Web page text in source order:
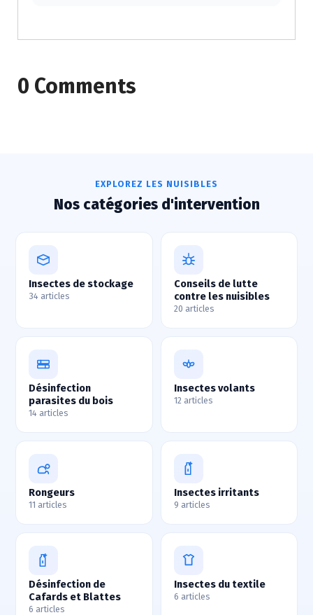
0 Comments
EXPLOREZ LES NUISIBLES
Nos catégories d'intervention
Insectes de stockage
34 articles
Conseils de lutte
contre les nuisibles
20 articles
Désinfection
parasites du bois
14 articles
Insectes volants
12 articles
Rongeurs
11 articles
Insectes irritants
9 articles
Désinfection de
Cafards et Blattes
6 articles
Insectes du textile
6 articles